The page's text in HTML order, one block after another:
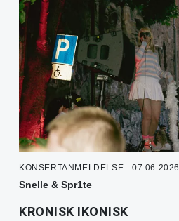
KONSERTANMELDELSE - 07.06.2026
Snelle & Spr1te
KRONISK IKONISK